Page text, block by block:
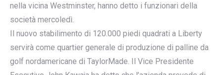
nella vicina Westminster, hanno detto i funzionari della
società mercoledì.
Il nuovo stabilimento di 120.000 piedi quadrati a Liberty
servirà come quartier generale di produzione di palline da
golf nordamericane di TaylorMade. Il Vice Presidente